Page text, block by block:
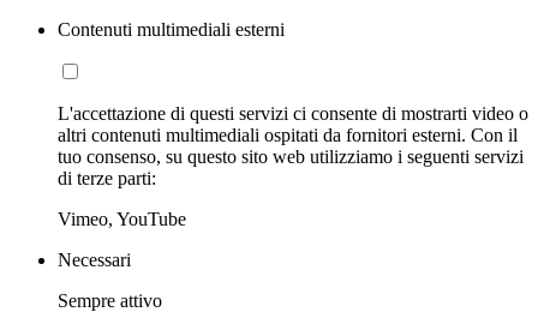
Contenuti multimediali esterni
L'accettazione di questi servizi ci consente di mostrarti video o
altri contenuti multimediali ospitati da fornitori esterni. Con il
tuo consenso, su questo sito web utilizziamo i seguenti servizi
di terze parti:
Vimeo, YouTube
Necessari
Sempre attivo